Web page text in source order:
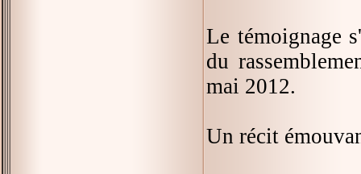
Le témoignage
du
mai 2012.
Un récit